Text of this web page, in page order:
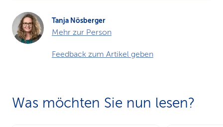
Tanja Nösberger
Mehr zur Person
Feedback zum Artikel geben
Was möchten Sie nun lesen?